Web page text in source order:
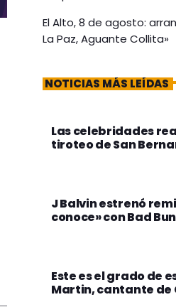
El Alto, 8 de agosto:
La Paz, Aguante Collita»
NOTICIAS MÁS LEÍDAS
Las celebridades
tiroteo de San
J Balvin estrenó
conoce» con Bad
Este es el grado de
Martin, cantante de